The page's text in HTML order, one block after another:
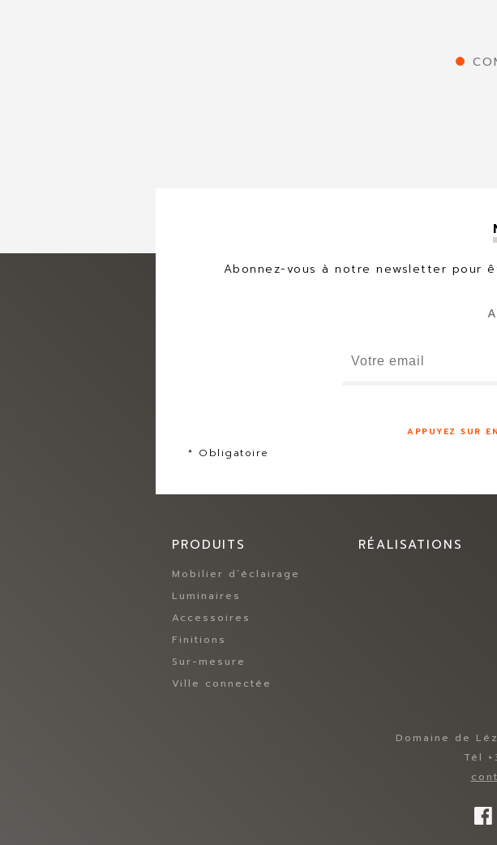
Abonnez-vous à notre newsletter pour
APPUYEZ SUR
* Obligatoire
PRODUITS
Mobilier d’éclairage
Luminaires
Accessoires
Finitions
Sur-mesure
Ville connectée
RÉALISATIONS
Domaine de
Tél